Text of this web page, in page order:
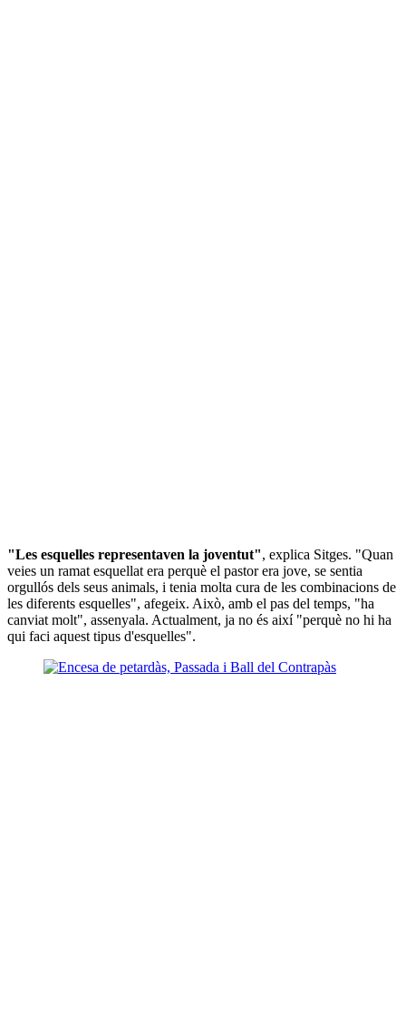
"Les esquelles representaven la joventut", explica Sitges. "Quan
veies un ramat esquellat era perquè el pastor era jove, se sentia
orgullós dels seus animals, i tenia molta cura de les combinacions de
les diferents esquelles", afegeix. Això, amb el pas del temps, "ha
canviat molt", assenyala. Actualment, ja no és així "perquè no hi ha
qui faci aquest tipus d'esquelles".